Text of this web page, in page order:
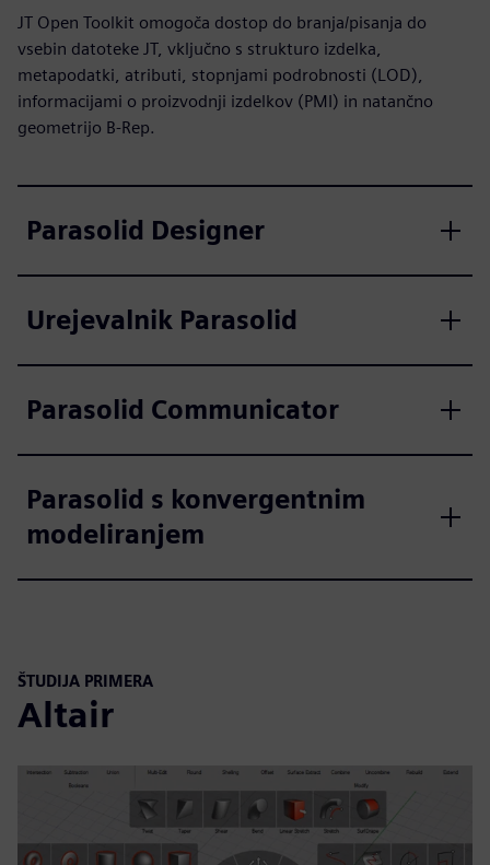
JT Open Toolkit omogoča dostop do branja/pisanja do
vsebin datoteke JT, vključno s strukturo izdelka,
metapodatki, atributi, stopnjami podrobnosti (LOD),
informacijami o proizvodnji izdelkov (PMI) in natančno
geometrijo B-Rep.
Parasolid Designer
Urejevalnik Parasolid
Parasolid Communicator
Parasolid s konvergentnim
modeliranjem
ŠTUDIJA PRIMERA
Altair